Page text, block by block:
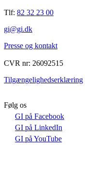
Tlf: 82 32 23 00
gi@gi.dk
Presse og kontakt
CVR nr: 26092515
Tilgængelighedserklæring
Følg os
GI på Facebook
GI på LinkedIn
GI på YouTube